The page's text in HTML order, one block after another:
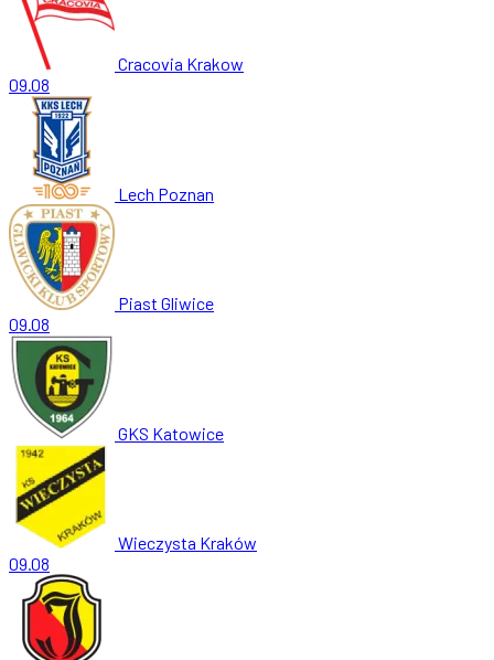
Cracovia Krakow
09.08
Lech Poznan
Piast Gliwice
09.08
GKS Katowice
Wieczysta Kraków
09.08